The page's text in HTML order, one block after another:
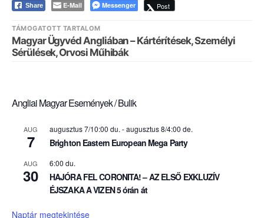
Share E-Mail Messenger Post
TÁMOGATOTT TARTALOM
Magyar Ügyvéd Angliában – Kártérítések, Személyi
Sérülések, Orvosi Műhibák
Angliai Magyar Események / Bulik
AUG
7
augusztus 7/10:00 du. -augusztus 8/4:00 de.
Brighton Eastern European Mega Party
AUG
30
6:00 du.
HAJÓRA FEL CORONITA! – AZ ELSŐ EXKLUZÍV
ÉJSZAKA A VIZEN 5 órán át
Naptár megtekintése